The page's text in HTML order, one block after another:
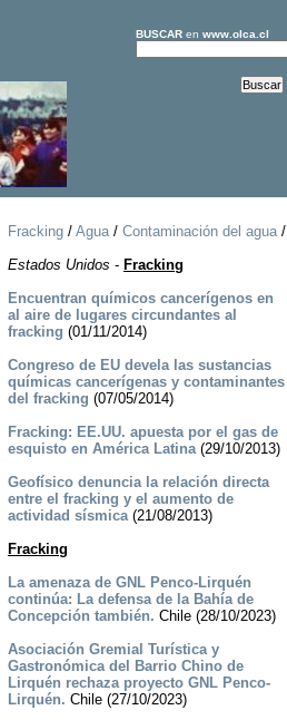
BUSCARen www.olca.cl
Fracking/ Agua/ Contaminación del agua/
Estados Unidos - Fracking
Encuentran químicos cancerígenos en
al aire de lugares circundantes al
fracking (01/11/2014)
Congreso de EU devela las sustancias
químicas cancerígenas y contaminantes
del fracking (07/05/2014)
Fracking: EE.UU. apuesta por el gas de
esquisto en América Latina(29/10/2013)
Geofísico denuncia la relación directa
entre el fracking y el aumento de
actividad sísmica(21/08/2013)
Fracking
La amenaza de GNL Penco-Lirquén
continúa: La defensa de la Bahía de
Concepción también. Chile (28/10/2023)
Asociación Gremial Turística y
Gastronómica del Barrio Chino de
Lirquén rechaza proyecto GNL Penco-
Lirquén. Chile (27/10/2023)